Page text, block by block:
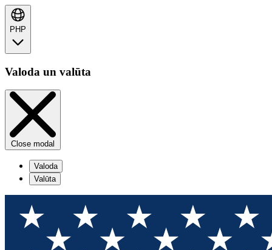
PHP
Valoda un valūta
Close modal
Valoda
Valūta